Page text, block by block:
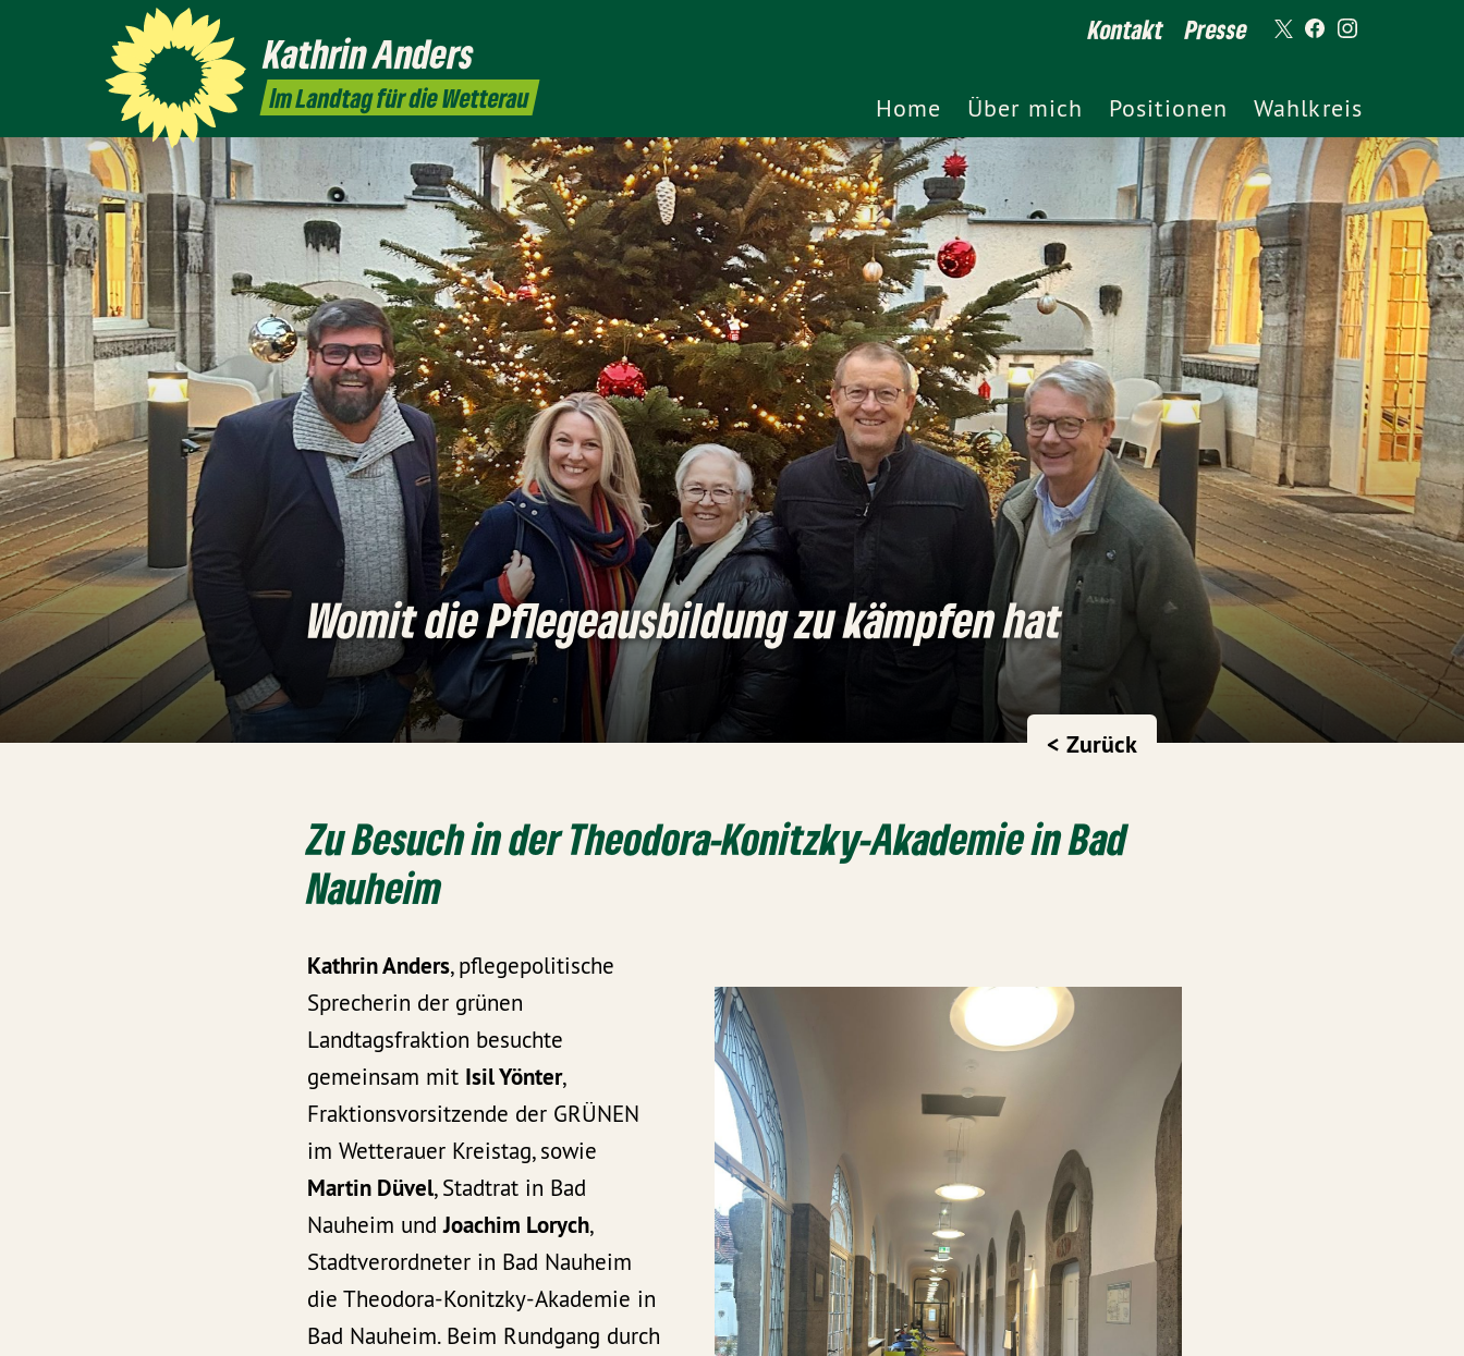
KathrinAnders
Im Landtag für die Wetterau
Kontakt Presse
Home Über mich Positionen Wahlkreis
Womit die Pflegeausbildung zu kämpfen hat
< Zurück
Zu Besuch in der Theodora-Konitzky-Akademie in Bad
Nauheim
Kathrin Anders, pflegepolitische
Sprecherin der grünen
Landtagsfraktion besuchte
gemeinsam mit Isil Yönter,
Fraktionsvorsitzende der GRÜNEN
im Wetterauer Kreistag, sowie
Martin Düvel, Stadtrat in Bad
Nauheim undJoachim Lorych,
Stadtverordneter in Bad Nauheim
die Theodora-Konitzky-Akademie in
Bad Nauheim. Beim Rundgang durch